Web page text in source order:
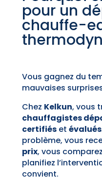
pour un
chauffe-
Vous gagnez du
mauvaises
Chez Kelkun, vous
chauffagistes
certifiéset évalués
problème, vous
prix, vous
planifiez
convient.